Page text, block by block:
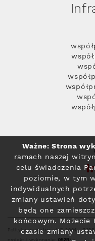
Polityka prywatności© 2004 - 2026
Ważne: Strona
ramach naszej
celu świadczenia
poziomie, w tym
indywidualnych
zmiany ustawień
będą one
końcowym. Możecie
czasie zmiany